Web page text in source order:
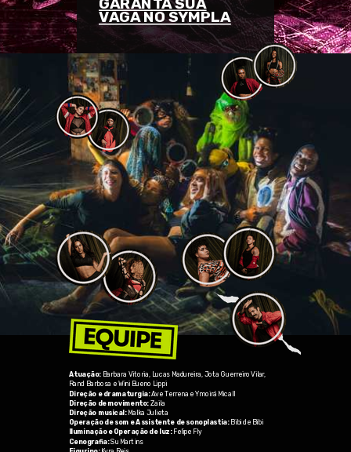
VAGA NO SYMPLA
Atuação: Barbara Vitoria, Lucas Madureira, Jota Guerreiro Vilar,
Rand Barbosa e Wini Bueno Lippi
Direção e dramaturgia:Ave Terrena e Ymoirá Micall
Direção de movimento:Zaila
Direção musical:Malka Julieta
Operação de som e Assistente de sonoplastia: Bibi de Bibi
Iluminação e Operação de luz:Felipe Fly
Cenografia:Su Martins